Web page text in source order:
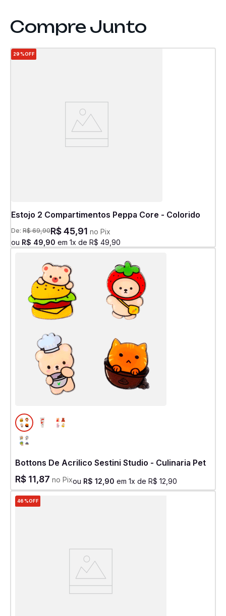
29%OFF
Estojo 2 Compartimentos Peppa Core - Colorido
De: R$ 69,90R$45,91 no Pix
ou R$ 49 90 em 1x de R$ 49 90
Bottons De Acrilico Sestini Studio - Culinaria Pet
R$ 11,87 no Pixou R$ 12 90 em 1x de R$ 12 90
46%OFF